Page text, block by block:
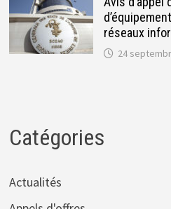
réseaux
24
Catégories
Actualités